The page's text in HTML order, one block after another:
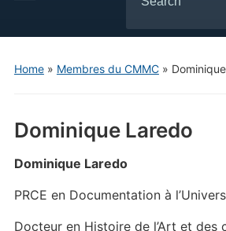
for:
Home» Membres du CMMC»
Dominique Laredo
Dominique Laredo
PRCE en Documentation à
Docteur en Histoire de l’Art et des